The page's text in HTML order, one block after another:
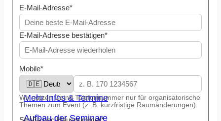
Kostenlos Schnuppern
Erfahre Quantenheilung hautnah in einem
unserer Erlebnis-Abende - kostenfrei und
unverbindlich.
Mehr Infos & Termine
Aufbau der Seminare
E-Mail-Adresse*
E-Mail-Adresse bestätigen*
Mobile*
Wir nutzen Deine Telefonnummer nur für organisatorische
Themen zum Event (z. B. kurzfristige Raumänderungen).